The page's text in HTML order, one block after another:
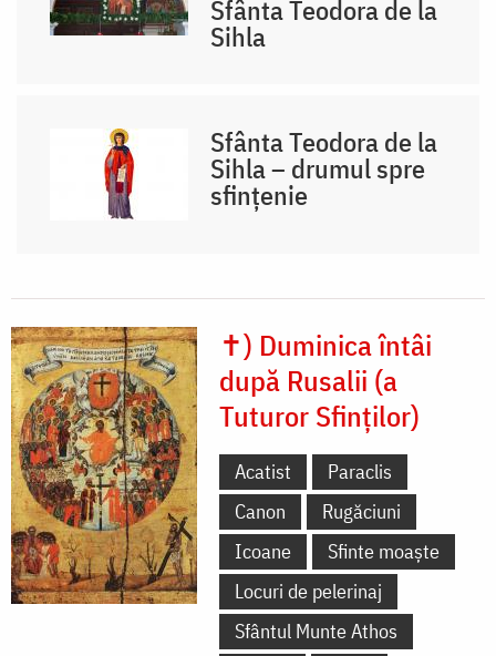
Sfânta Teodora de la
Sihla
Sfânta Teodora de la
Sihla – drumul spre
sfințenie
✝) Duminica întâi
după Rusalii (a
Tuturor Sfinților)
Acatist
Paraclis
Canon
Rugăciuni
Icoane
Sfinte moaște
Locuri de pelerinaj
Sfântul Munte Athos